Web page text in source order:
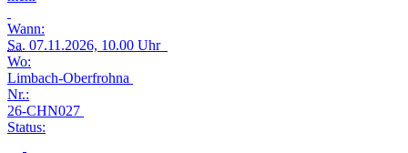
Wann:
Sa. 07.11.2026, 10.00 Uhr
Wo:
Limbach-Oberfrohna
Nr.:
26-CHN027
Status: